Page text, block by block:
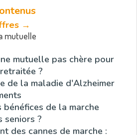
→
mutuelle
mutuelle pas chère pour
?
de la maladie d'Alzheimer
de la marche
seniors ?
des cannes de marche :